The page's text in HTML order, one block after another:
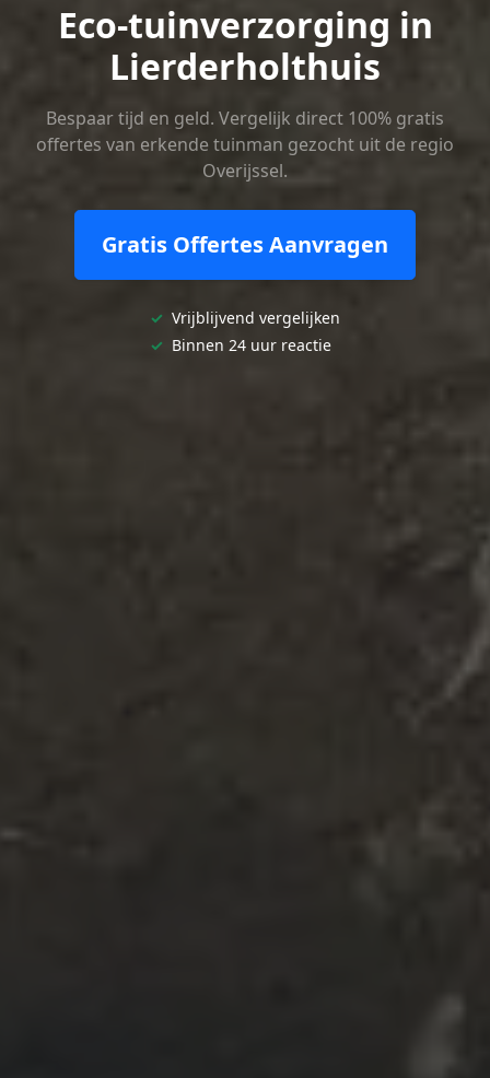
Eco-tuinverzorging in
Lierderholthuis
Bespaar tijd en geld. Vergelijk direct 100% gratis
offertes van erkende tuinman gezocht uit de regio
Overijssel.
Gratis Offertes Aanvragen
✓ Vrijblijvend vergelijken
✓ Binnen 24 uur reactie